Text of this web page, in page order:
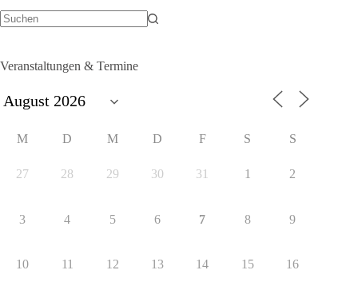
Veranstaltungen & Termine
M D M D F S S
27 28 29 30 31 1 2
3 4 5 6 7 8 9
10 11 12 13 14 15 16